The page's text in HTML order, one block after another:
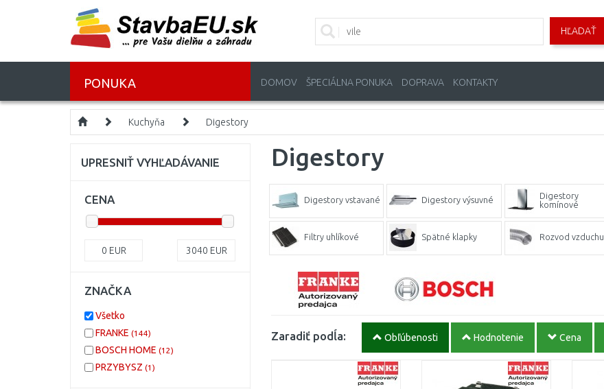
HĽADAŤ
PONUKA DOMOV ŠPECIÁLNA PONUKA DOPRAVA KONTAKTY
Kuchyňa Digestory
Digestory
Digestory vstavané Digestory výsuvné
Digestory
komínové
Filtry uhlíkové Spätné klapky Rozvod vzduchu
Zaradiť podĺa: Obľúbenosti Hodnotenie Cena
UPRESNIŤ VYHĽADÁVANIE
CENA
0 EUR 3040 EUR
ZNAČKA
Všetko
FRANKE (144)
BOSCH HOME (12)
PRZYBYSZ (1)